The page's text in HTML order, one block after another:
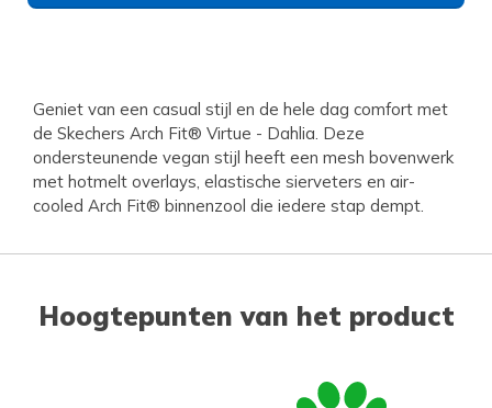
Geniet van een casual stijl en de hele dag comfort met
de Skechers Arch Fit® Virtue - Dahlia. Deze
ondersteunende vegan stijl heeft een mesh bovenwerk
met hotmelt overlays, elastische sierveters en air-
cooled Arch Fit® binnenzool die iedere stap dempt.
Hoogtepunten van het product